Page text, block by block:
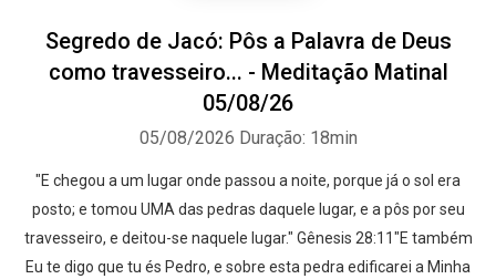
Segredo de Jacó: Pôs a Palavra de Deus
como travesseiro... - Meditação Matinal
05/08/26
05/08/2026 Duração: 18min
"E chegou a um lugar onde passou a noite, porque já o sol era
posto; e tomou UMA das pedras daquele lugar, e a pôs por seu
travesseiro, e deitou-se naquele lugar." Gênesis 28:11"E também
Eu te digo que tu és Pedro, e sobre esta pedra edificarei a Minha